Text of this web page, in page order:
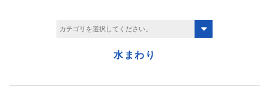
水まわり